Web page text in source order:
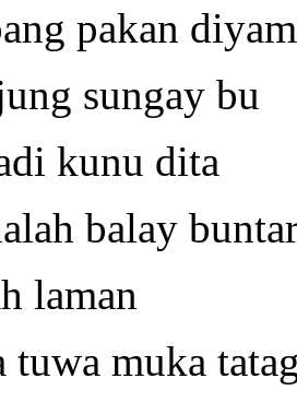
pakan diyam
sungay bu
kunu dita
balay
laman
tuwa muka